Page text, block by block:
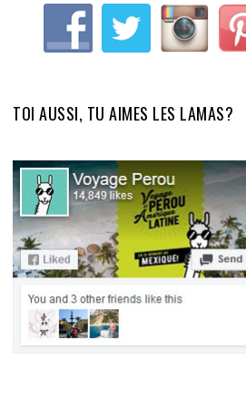
TOI AUSSI, TU AIMES LES LAMAS?